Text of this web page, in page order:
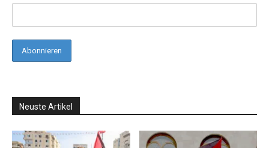
Neuste Artikel